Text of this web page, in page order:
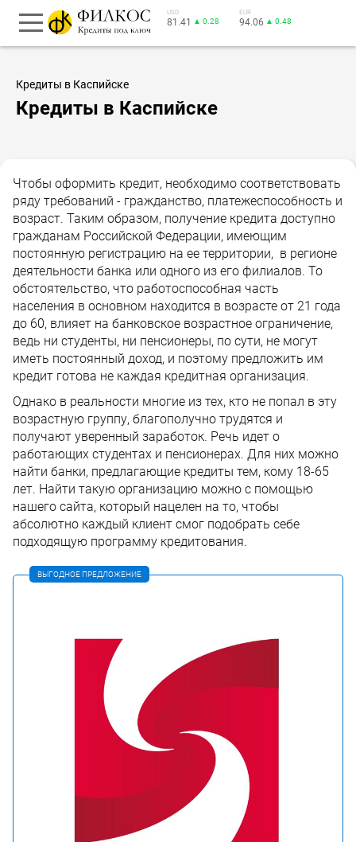
USD
81.41 ▲ 0.28
EUR
94.06 ▲ 0.48
Кредиты в Каспийске
Кредиты в Каспийске
Чтобы оформить кредит, необходимо соответствовать
ряду требований - гражданство, платежеспособность и
возраст. Таким образом, получение кредита доступно
гражданам Российской Федерации, имеющим
постоянную регистрацию на ее территории, в регионе
деятельности банка или одного из его филиалов. То
обстоятельство, что работоспособная часть
населения в основном находится в возрасте от 21 года
до 60, влияет на банковское возрастное ограничение,
ведь ни студенты, ни пенсионеры, по сути, не могут
иметь постоянный доход, и поэтому предложить им
кредит готова не каждая кредитная организация.
Однако в реальности многие из тех, кто не попал в эту
возрастную группу, благополучно трудятся и
получают уверенный заработок. Речь идет о
работающих студентах и пенсионерах. Для них можно
найти банки, предлагающие кредиты тем, кому 18-65
лет. Найти такую организацию можно с помощью
нашего сайта, который нацелен на то, чтобы
абсолютно каждый клиент смог подобрать себе
подходящую программу кредитования.
ВЫГОДНОЕ ПРЕДЛОЖЕНИЕ